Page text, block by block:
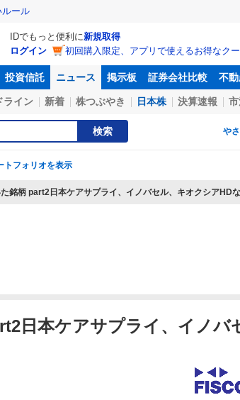
ール
IDでもっと便利に新規取得
ログイン
初回購入限定、アプリで使えるお得なク
投資信託 ニュース 掲示板 証券会社比較 不
ライン 新着 株つぶやき 日本株 決算速報
検索 や
トフォリオを表示
銘柄 part2日本ケアサプライ、イノバセル、キオクシアHD
日本ケアサプライ、イノバ